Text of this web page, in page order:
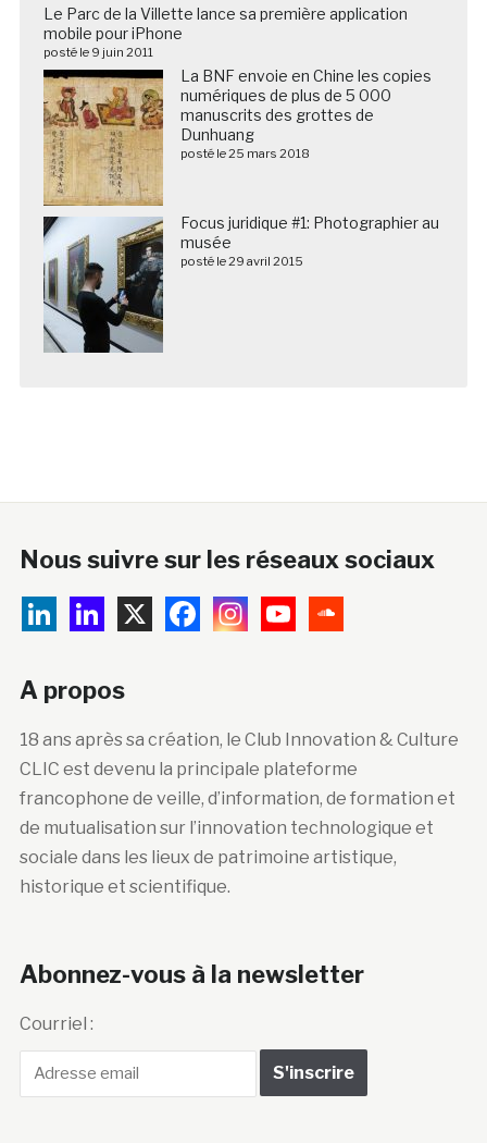
Le Parc de la Villette lance sa première application
mobile pour iPhone
posté le 9 juin 2011
La BNF envoie en Chine les copies
numériques de plus de 5 000
manuscrits des grottes de
Dunhuang
posté le 25 mars 2018
Focus juridique #1: Photographier au
musée
posté le 29 avril 2015
Nous suivre sur les réseaux sociaux
A propos
18 ans après sa création, le Club Innovation & Culture
CLIC est devenu la principale plateforme
francophone de veille, d’information, de formation et
de mutualisation sur l’innovation technologique et
sociale dans les lieux de patrimoine artistique,
historique et scientifique.
Abonnez-vous à la newsletter
Courriel :